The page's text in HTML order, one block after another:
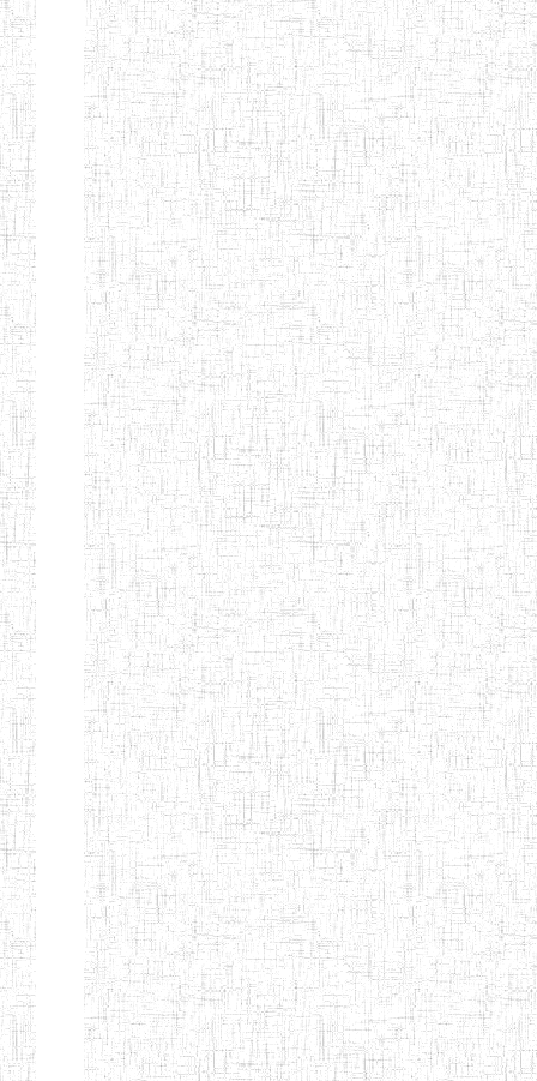
MODEL
INCLUSIVE
BILINGUAL
TEACHER
TRAINING
INSTITUTE
08/09/2015 ENIEG
CEFED/SPED/TTI
SANTA
17/11/2008 ENIEG
PTTC MBENGWI 06/08/1990 ENIEG
FULL GOSPEL
BTTC MBENGWI
02/10/1998 ENIEG
BAPTIST
TEACHERS
TRAINING
COLLEGE
08/08/1983 ENIEG
KENCHOLIA
TEACHER'S
TRAINING
COLLEGE
"K.T.T.C NDOP"
15/09/2015 ENIEG
ENIEG PRIVEE
BILINGUE
LAIQUE LES
PERFORMANCES
01/09/2015 ENIEG